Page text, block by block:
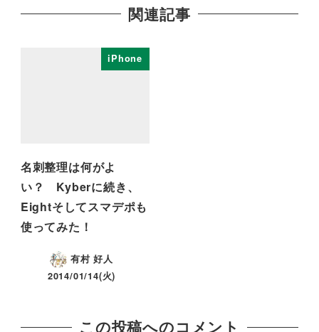
関連記事
iPhone
名刺整理は何がよ
い？ Kyberに続き、
Eightそしてスマデポも
使ってみた！
有村 好人
2014/01/14(火)
この投稿へのコメント